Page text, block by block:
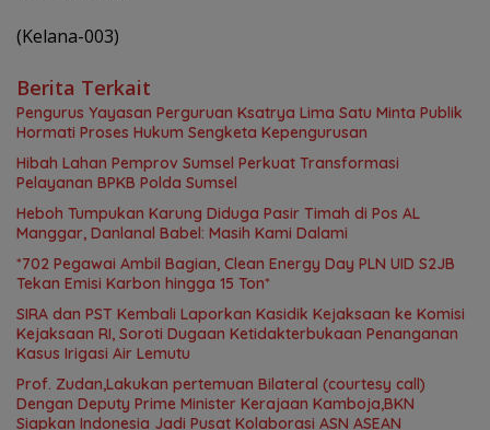
(Kelana-003)
Berita Terkait
Pengurus Yayasan Perguruan Ksatrya Lima Satu Minta Publik
Hormati Proses Hukum Sengketa Kepengurusan
Hibah Lahan Pemprov Sumsel Perkuat Transformasi
Pelayanan BPKB Polda Sumsel
Heboh Tumpukan Karung Diduga Pasir Timah di Pos AL
Manggar, Danlanal Babel: Masih Kami Dalami
*702 Pegawai Ambil Bagian, Clean Energy Day PLN UID S2JB
Tekan Emisi Karbon hingga 15 Ton*
SIRA dan PST Kembali Laporkan Kasidik Kejaksaan ke Komisi
Kejaksaan RI, Soroti Dugaan Ketidakterbukaan Penanganan
Kasus Irigasi Air Lemutu
Prof. Zudan,Lakukan pertemuan Bilateral (courtesy call)
Dengan Deputy Prime Minister Kerajaan Kamboja,BKN
Siapkan Indonesia Jadi Pusat Kolaborasi ASN ASEAN